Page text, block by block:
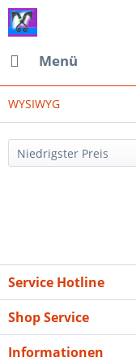
Menü
WYSIWYG
Service Hotline
Shop Service
Informationen